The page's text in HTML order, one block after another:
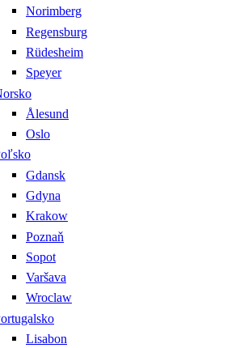
Norimberg
Regensburg
Rüdesheim
Speyer
Ålesund
Oslo
Gdansk
Gdyna
Krakow
Poznaň
Sopot
Varšava
Wroclaw
Lisabon